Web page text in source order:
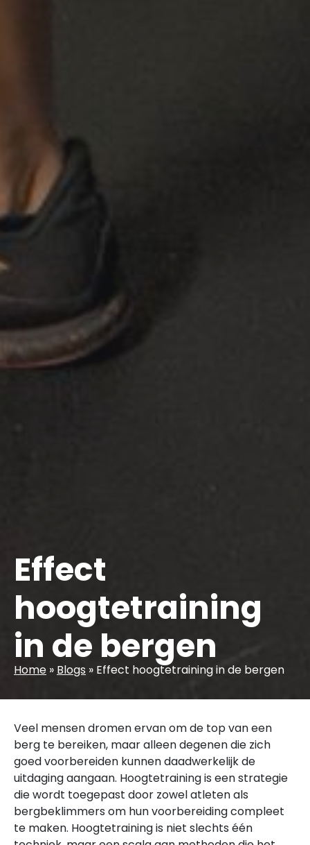
Effect
hoogtetraining
in de bergen
Home » Blogs » Effect hoogtetraining in de bergen
Veel mensen dromen ervan om de top van een
berg te bereiken, maar alleen degenen die zich
goed voorbereiden kunnen daadwerkelijk de
uitdaging aangaan. Hoogtetraining is een strategie
die wordt toegepast door zowel atleten als
bergbeklimmers om hun voorbereiding compleet
te maken. Hoogtetraining is niet slechts één